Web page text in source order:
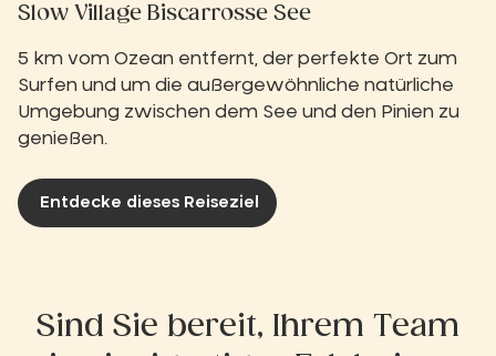
Slow Village Biscarrosse See
5 km vom Ozean entfernt, der perfekte Ort zum
Surfen und um die außergewöhnliche natürliche
Umgebung zwischen dem See und den Pinien zu
genießen.
Entdecke dieses Reiseziel
Sind Sie bereit, Ihrem Team